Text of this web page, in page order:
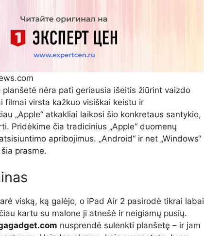
nėra pati geriausia išeitis žiūrint vaizdo
filmai virsta kažkuo visiškai keistu ir
„Apple“ atkakliai laikosi šio konkretaus santykio,
Pridėkime čia tradicinius „Apple“ duomenų
apribojimus. „Android“ ir net „Windows“
prasme.
viską, ką galėjo, o iPad Air 2 pasirodė tikrai labai
kartu su malone ji atnešė ir neigiamų pusių.
nusprendė sulenkti planšetę – ir jam